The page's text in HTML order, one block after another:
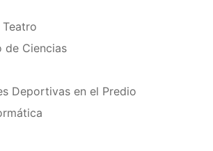
de Ciencias
Deportivas en el Predio